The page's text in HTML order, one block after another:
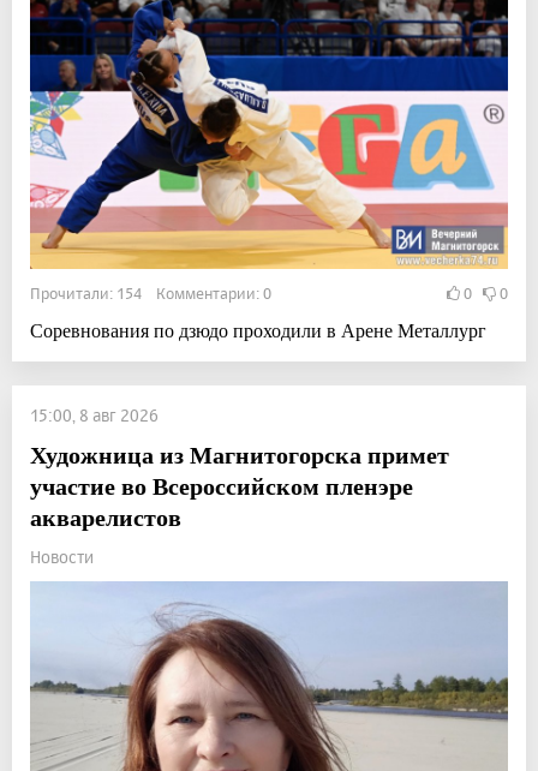
Прочитали: 154 Комментарии: 0 0 0
Соревнования по дзюдо проходили в Арене Металлург
15:00, 8 авг 2026
Художница из Магнитогорска примет
участие во Всероссийском пленэре
акварелистов
Новости